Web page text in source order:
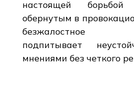
настоящей
обернутым в
безжалостное
подпитывает
мнениями без четкого